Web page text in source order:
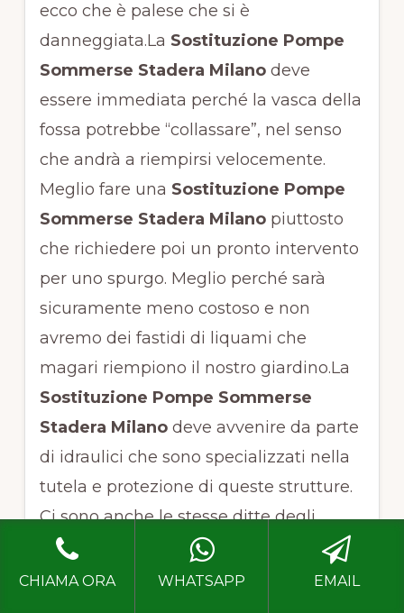
ecco che è palese che si è
danneggiata.La Sostituzione Pompe
Sommerse Stadera Milanodeve
essere immediata perché la vasca della
fossa potrebbe “collassare”, nel senso
che andrà a riempirsi velocemente.
Meglio fare una Sostituzione Pompe
Sommerse Stadera Milanopiuttosto
che richiedere poi un pronto intervento
per uno spurgo. Meglio perché sarà
sicuramente meno costoso e non
avremo dei fastidi di liquami che
magari riempiono il nostro giardino.La
Sostituzione Pompe Sommerse
Stadera Milanodeve avvenire da parte
di idraulici che sono specializzati nella
tutela e protezione di queste strutture.
Ci sono anche le stesse ditte degli
spurghi che possono eseguire la
Sostituzione Pompe Sommerse
CHIAMA ORA WHATSAPP EMAIL